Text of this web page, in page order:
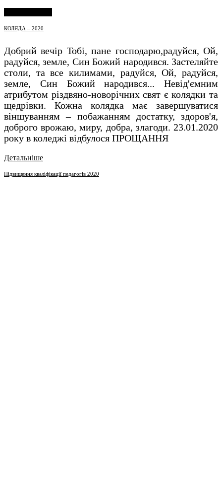
КОЛЯДА – 2020
Добрий вечір Тобі, пане господарю,радуйся, Ой,
радуйся, земле, Син Божий народився. Застеляйте
столи, та все килимами, радуйся, Ой, радуйся,
земле, Син Божий народився... Невід'ємним
атрибутом різдвяно-новорічних свят є колядки та
щедрівки. Кожна колядка має завершуватися
віншуванням – побажанням достатку, здоров'я,
доброго врожаю, миру, добра, злагоди. 23.01.2020
року в коледжі відбулося ПРОЩАННЯ
Детальніше
Підвищення кваліфікації педагогів 2020